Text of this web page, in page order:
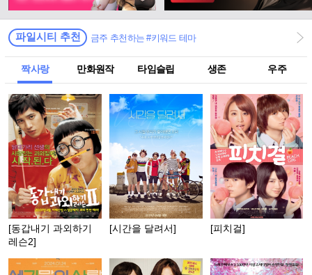
파일시티 추천 금주 추천하는 #키워드 테마
짝사랑 만화원작 타임슬립 생존 우주
[동갑내기 과외하기
레슨2]
[시간을 달려서] [피치걸]